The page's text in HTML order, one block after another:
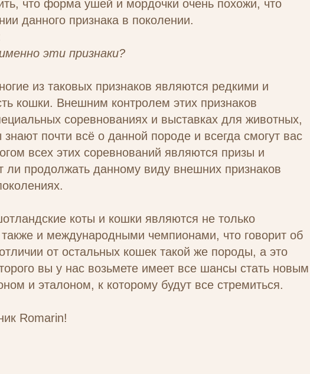
что форма ушей и мордочки очень похожи, что
данного признака в поколении.
эти признаки?
из таковых признаков являются редкими и
кошки. Внешним контролем этих признаков
соревнованиях и выставках для животных,
почти всё о данной породе и всегда смогут вас
всех этих соревнований являются призы и
ли продолжать данному виду внешних признаков
коты и кошки являются не только
и международными чемпионами, что говорит об
от остальных кошек такой же породы, а это
вы у нас возьмете имеет все шансы стать новым
и эталоном, к которому будут все стремиться.
Romarin!